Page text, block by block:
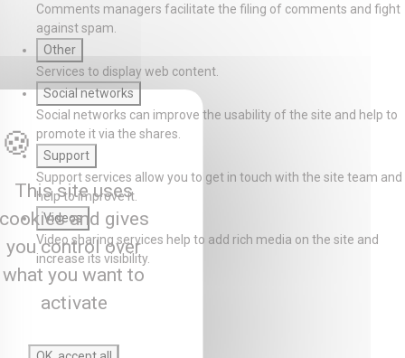
Comments managers facilitate the filing of comments and fight
against spam.
Other
Services to display web content.
Social networks
Social networks can improve the usability of the site and help to
promote it via the shares.
Support
Support services allow you to get in touch with the site team and
help to improve it.
Videos
Video sharing services help to add rich media on the site and
increase its visibility.
This site uses
and gives
you control over
what you want to
activate